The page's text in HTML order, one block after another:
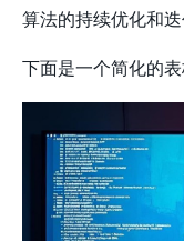
算法的持续优化和
下面是一个简化的